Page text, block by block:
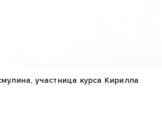
участница курса Кирилла